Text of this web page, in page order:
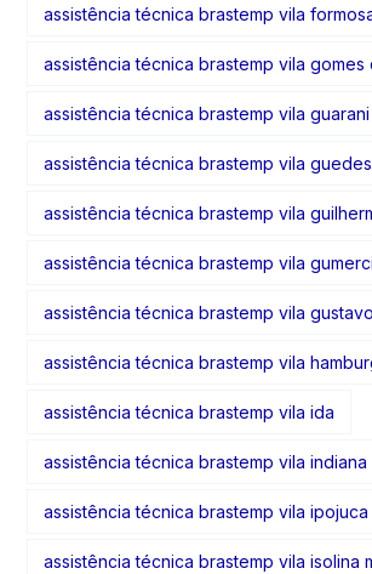
assistência técnica brastemp vila
assistência técnica brastemp vila gomes
assistência técnica brastemp vila guarani
assistência técnica brastemp vila guedes
assistência técnica brastemp vila
assistência técnica brastemp vila
assistência técnica brastemp vila gustavo
assistência técnica brastemp vila
assistência técnica brastemp vila ida
assistência técnica brastemp vila indiana
assistência técnica brastemp vila ipojuca
assistência técnica brastemp vila isolina